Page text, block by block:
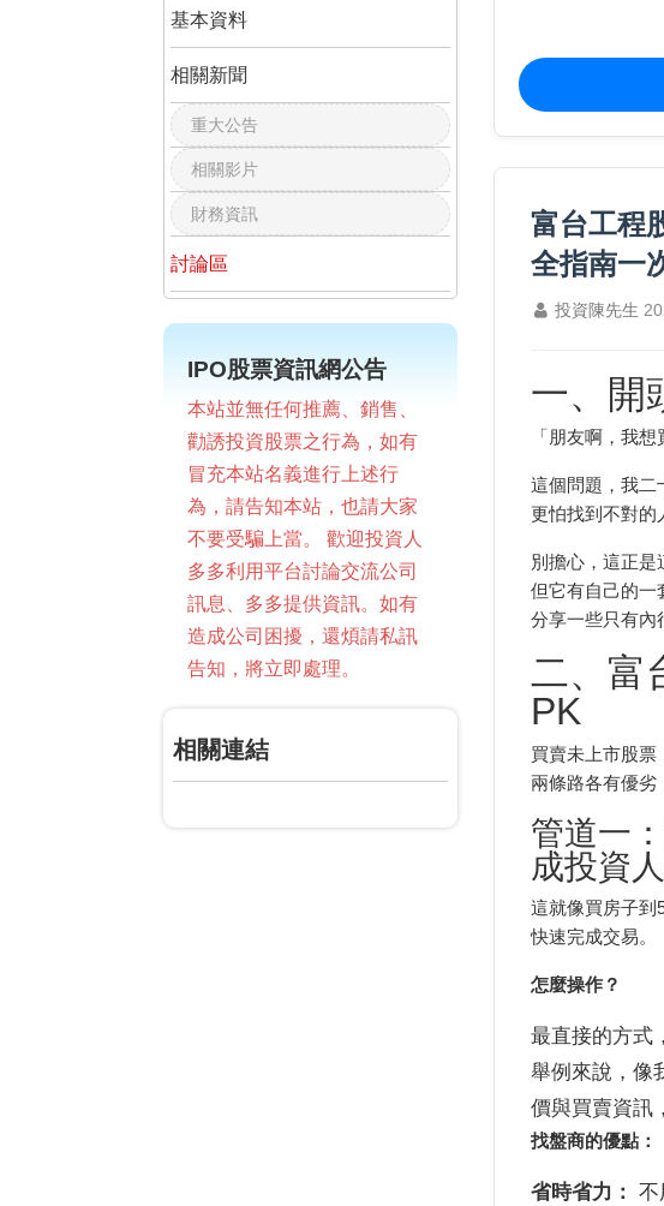
基本資料
相關新聞
重大公告
相關影片
財務資訊
討論區
IPO股票資訊網公告
本站並無任何推薦、銷售、
勸誘投資股票之行為，如有
冒充本站名義進行上述行
為，請告知本站，也請大家
不要受騙上當。 歡迎投資人
多多利用平台討論交流公司
訊息、多多提供資訊。如有
造成公司困擾，還煩請私訊
告知，將立即處理。
相關連結
富台工程
全指南一
投資陳先生
一、開
「朋友啊，我想
這個問題，我二
更怕找到不對的
別擔心，這正是
但它有自己的一
分享一些只有內
二、富
PK
買賣未上市股票
兩條路各有優劣
管道一
成投資
這就像買房子到
快速完成交易。
怎麼操作？
最直接的方式
舉例來說，像
價與買賣資訊
找盤商的優點：
省時省力： 不